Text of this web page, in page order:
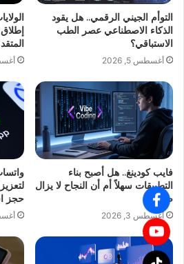
التوأم الجيني الرقمي.. هل يقود
الذكاء الاصطناعي عصر الطب
الاستباقي؟
أغسطس 5, 2026 أغسطس
فايب كودينغ.. هل أصبح بناء
التطبيقات سهلاً أم أن النجاح لا يزال
صعبًا؟
أغسطس 3, 2026
حجز
أغسطس